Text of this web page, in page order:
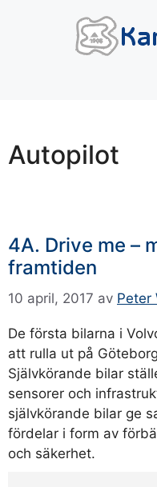
Autopilot
4A. Drive me –
framtiden
10 april, 2017 av Peter
De första bilarna i
att rulla ut på
Självkörande bilar
sensorer och
självkörande bilar ge
fördelar i form av
och säkerhet.